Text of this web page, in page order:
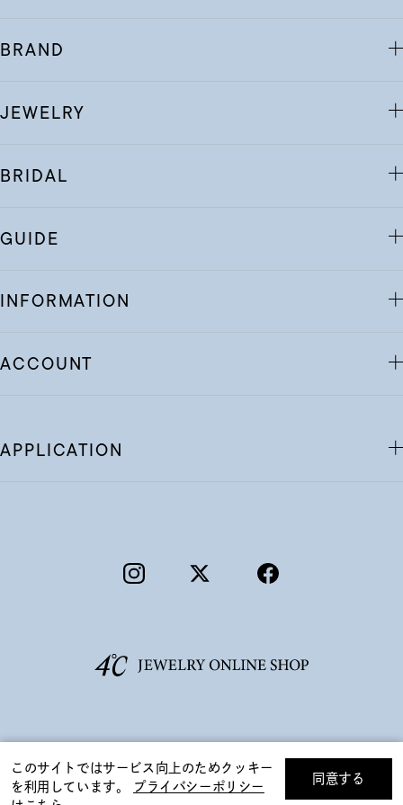
絞り込んで検索する
BRAND
JEWELRY
BRIDAL
GUIDE
INFORMATION
ACCOUNT
APPLICATION
このサイトではサービス向上のためクッキー
を利用しています。
プライバシーポリシー
同意する